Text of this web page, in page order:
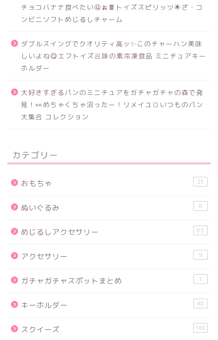
チョコバナナ食べたい🤤🍌🍫トイズスピリッツ🌟ざ・コ
ンビニソフトめじるしチャーム
ダブルスイングでクオリティ高ッ✨このチャーハン美味
しいよね😋エフトイズ🥟味の素冷凍食品 ミニチュアキー
ホルダー
大好きすぎるパンのミニチュアをガチャガチャの森で発
見！👀めちゃくちゃ沼ったー！リメイユ🍞いつものパン
大集合 コレクション
カテゴリー
おもちゃ 25
ぬいぐるみ 8
めじるしアクセサリー 63
アクセサリー 9
ガチャガチャスポットまとめ 1
キーホルダー 48
スクイーズ 180